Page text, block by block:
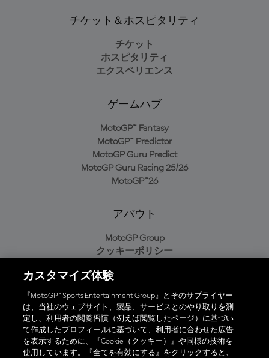
チケット＆ホスピタリティ
チケット
ホスピタリティ
エクスペリエンス
ゲームハブ
MotoGP™ Fantasy
MotoGP™ Predictor
MotoGP Guru Predict
MotoGP Guru Racing 25/26
MotoGP™26
アバウト
MotoGP Group
クッキーポリシー
プライバシーポリシー
購入ポリシー
オフィシャルアプリ
カスタマイズ体験
『MotoGP™ Sports Entertainment Group』とそのサプライヤー
は、当社のウェブサイト、製品、サービスとのやり取りを測
定し、利用者の閲覧習慣（例えば閲覧したページ）に基づい
て作成したプロフィールに基づいて、利用者に合わせた広告
を表示するために、『Cookie（クッキー）』や同様の技術を
使用しています。『全てを有効にする』をクリックすると、